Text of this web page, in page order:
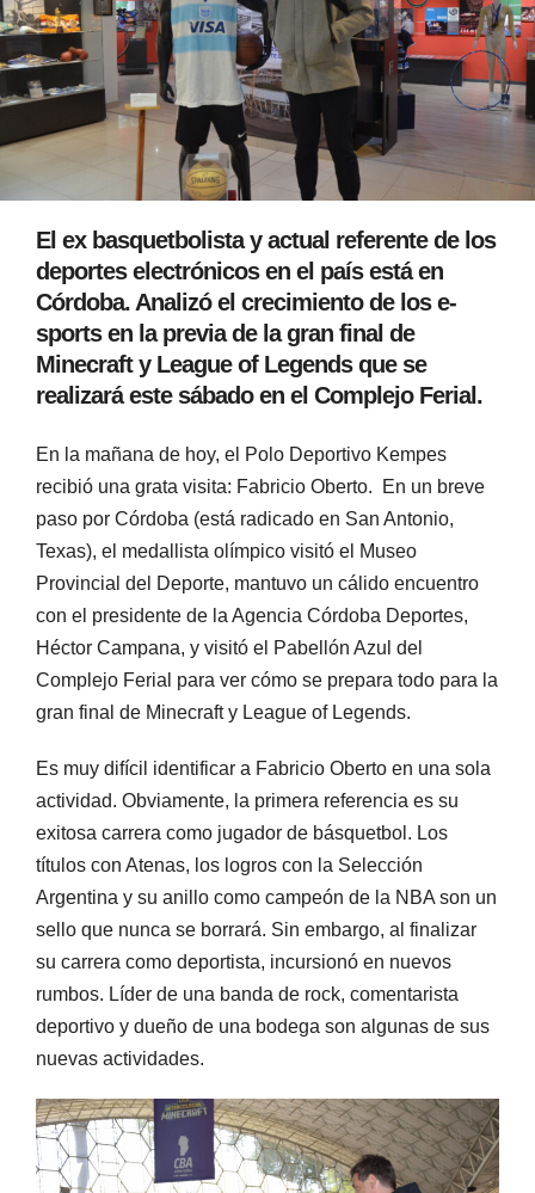
El ex basquetbolista y actual referente de los
deportes electrónicos en el país está en
Córdoba. Analizó el crecimiento de los e-
sports en la previa de la gran final de
Minecraft y League of Legends que se
realizará este sábado en el Complejo Ferial.
En la mañana de hoy, el Polo Deportivo Kempes
recibió una grata visita: Fabricio Oberto. En un breve
paso por Córdoba (está radicado en San Antonio,
Texas), el medallista olímpico visitó el Museo
Provincial del Deporte, mantuvo un cálido encuentro
con el presidente de la Agencia Córdoba Deportes,
Héctor Campana, y visitó el Pabellón Azul del
Complejo Ferial para ver cómo se prepara todo para la
gran final de Minecraft y League of Legends.
Es muy difícil identificar a Fabricio Oberto en una sola
actividad. Obviamente, la primera referencia es su
exitosa carrera como jugador de básquetbol. Los
títulos con Atenas, los logros con la Selección
Argentina y su anillo como campeón de la NBA son un
sello que nunca se borrará. Sin embargo, al finalizar
su carrera como deportista, incursionó en nuevos
rumbos. Líder de una banda de rock, comentarista
deportivo y dueño de una bodega son algunas de sus
nuevas actividades.